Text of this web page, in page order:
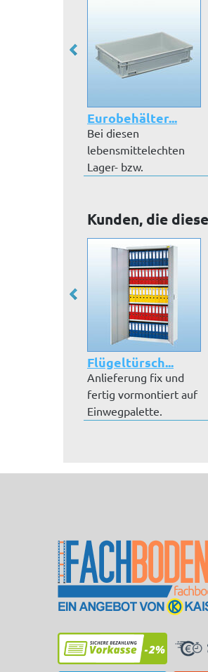
Eurobehälter...
Bei diesen
lebensmittelechten
Lager- bzw.
Kunden, die
Flügeltürsch...
Anlieferung fix und
fertig vormontiert auf
Einwegpalette.